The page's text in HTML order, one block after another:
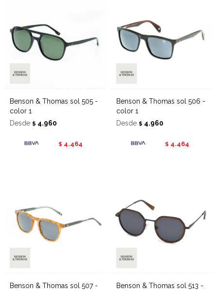
Benson & Thomas sol 505 -
color 1
Desde $ 4.960
$ 4.464
Benson & Thomas sol 506 -
color 1
Desde $ 4.960
$ 4.464
Benson & Thomas sol 507 -
Benson & Thomas sol 513 -